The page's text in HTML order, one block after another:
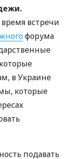
встречи
форума
в Украине
которые
подавать